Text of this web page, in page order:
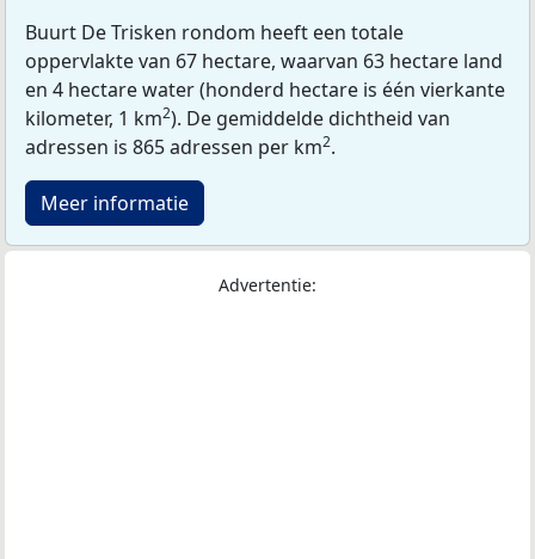
Buurt De Trisken rondom heeft een totale
oppervlakte van 67 hectare, waarvan 63 hectare land
en 4 hectare water (honderd hectare is één vierkante
kilometer, 1 km2). De gemiddelde dichtheid van
adressen is 865 adressen per km2.
Meer informatie
Advertentie: